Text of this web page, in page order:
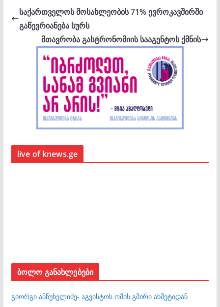
საქართველოს მოსახლეობის 71% ევროკავშირში
გაწევრიანება სურს
მთავრობა გასტრონომიის სააგენტოს ქმნის
live of knews.ge
ბოლო განახლებები
გიორგი ანწუხელიძე- აგვისტოს ომის გმირი ახმეტიდან